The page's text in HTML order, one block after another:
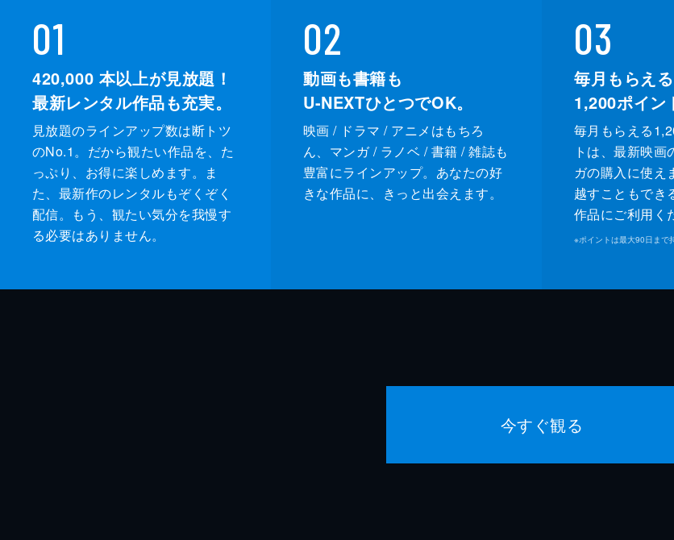
01
420,000 本以上が見放題！
最新レンタル作品も充実。
見放題のラインアップ数は断トツ
のNo.1。だから観たい作品を、た
っぷり、お得に楽しめます。ま
た、最新作のレンタルもぞくぞく
配信。もう、観たい気分を我慢す
る必要はありません。
02
動画も書籍も
U-NEXTひとつでOK。
映画 / ドラマ / アニメはもちろ
ん、マンガ / ラノベ / 書籍 / 雑誌も
豊富にラインアップ。あなたの好
きな作品に、きっと出会えます。
03
毎月もらえる
1,200ポイン
毎月もらえる
トは、最新映画
ガの購入に使え
越すこともでき
作品にご利用く
※ポイントは最大90日まで
今すぐ観る